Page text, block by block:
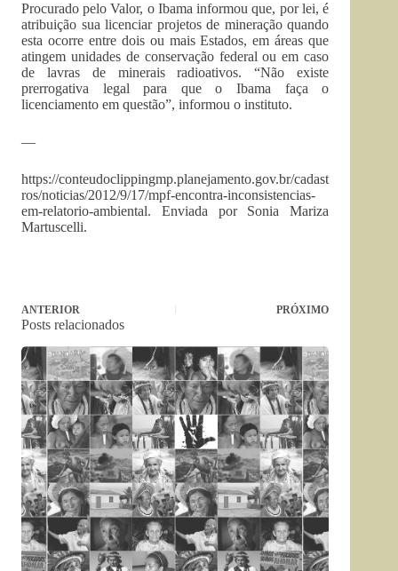
Procurado pelo Valor, o Ibama informou que, por lei, é
atribuição sua licenciar projetos de mineração quando
esta ocorre entre dois ou mais Estados, em áreas que
atingem unidades de conservação federal ou em caso
de lavras de minerais radioativos. “Não existe
prerrogativa legal para que o Ibama faça o
licenciamento em questão”, informou o instituto.
—
https://conteudoclippingmp.planejamento.gov.br/cadast
ros/noticias/2012/9/17/mpf-encontra-inconsistencias-
em-relatorio-ambiental. Enviada por Sonia Mariza
Martuscelli.
ANTERIOR PRÓXIMO
Posts relacionados